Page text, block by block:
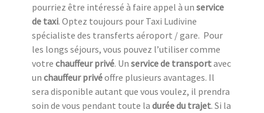
pourriez être intéressé à faire appel à un service
de taxi. Optez toujours pour Taxi Ludivine
spécialiste des transferts aéroport / gare. Pour
les longs séjours, vous pouvez l’utiliser comme
votre chauffeur privé. Un service de transportavec
un chauffeur privéoffre plusieurs avantages. Il
sera disponible autant que vous voulez, il prendra
soin de vous pendant toute la durée du trajet. Si la